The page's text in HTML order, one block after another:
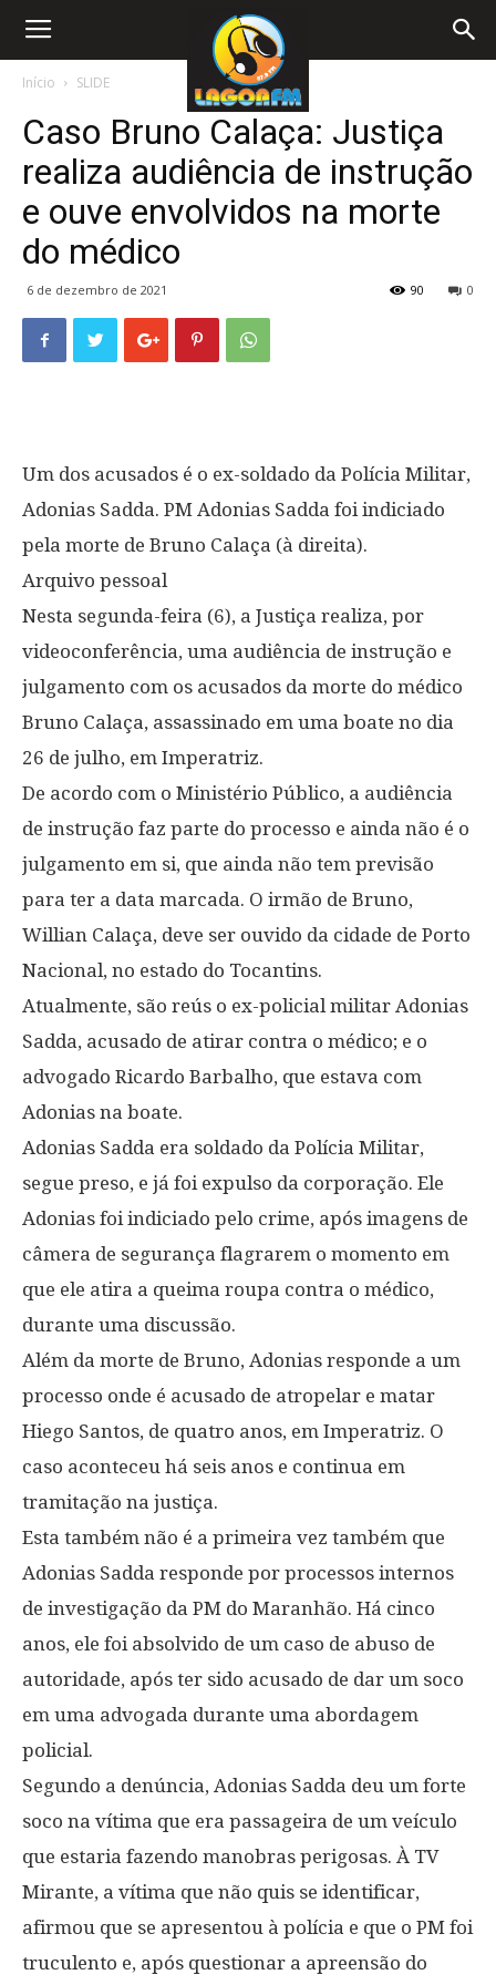
Início SLIDE
Caso Bruno Calaça: Justiça
realiza audiência de instrução
e ouve envolvidos na morte
do médico
6 de dezembro de 2021 0
90
Um dos acusados é o ex-soldado da Polícia Militar,
Adonias Sadda. PM Adonias Sadda foi indiciado
pela morte de Bruno Calaça (à direita).
Arquivo pessoal
Nesta segunda-feira (6), a Justiça realiza, por
videoconferência, uma audiência de instrução e
julgamento com os acusados da morte do médico
Bruno Calaça, assassinado em uma boate no dia
26 de julho, em Imperatriz.
De acordo com o Ministério Público, a audiência
de instrução faz parte do processo e ainda não é o
julgamento em si, que ainda não tem previsão
para ter a data marcada. O irmão de Bruno,
Willian Calaça, deve ser ouvido da cidade de Porto
Nacional, no estado do Tocantins.
Atualmente, são reús o ex-policial militar Adonias
Sadda, acusado de atirar contra o médico; e o
advogado Ricardo Barbalho, que estava com
Adonias na boate.
Adonias Sadda era soldado da Polícia Militar,
segue preso, e já foi expulso da corporação. Ele
Adonias foi indiciado pelo crime, após imagens de
câmera de segurança flagrarem o momento em
que ele atira a queima roupa contra o médico,
durante uma discussão.
Além da morte de Bruno, Adonias responde a um
processo onde é acusado de atropelar e matar
Hiego Santos, de quatro anos, em Imperatriz. O
caso aconteceu há seis anos e continua em
tramitação na justiça.
Esta também não é a primeira vez também que
Adonias Sadda responde por processos internos
de investigação da PM do Maranhão. Há cinco
anos, ele foi absolvido de um caso de abuso de
autoridade, após ter sido acusado de dar um soco
em uma advogada durante uma abordagem
policial.
Segundo a denúncia, Adonias Sadda deu um forte
soco na vítima que era passageira de um veículo
que estaria fazendo manobras perigosas. À TV
Mirante, a vítima que não quis se identificar,
afirmou que se apresentou à polícia e que o PM foi
truculento e, após questionar a apreensão do